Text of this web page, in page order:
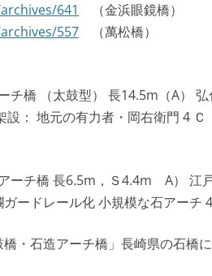
641
（金浜眼鏡橋）
557 （萬松橋）
チ橋 （太鼓型） 長14.5m（A）
： 地元の有力者・岡右衛門 4 Ｃ
ーチ橋 長6.5m，Ｓ4.4m A） 江
ードレール化 小規模な石アーチ
・石造アーチ橋」長崎県の石橋